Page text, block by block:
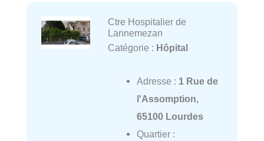
Ctre Hospitalier de
Lannemezan
Catégorie : Hôpital
Adresse : 1 Rue de
l'Assomption,
65100 Lourdes
Quartier :